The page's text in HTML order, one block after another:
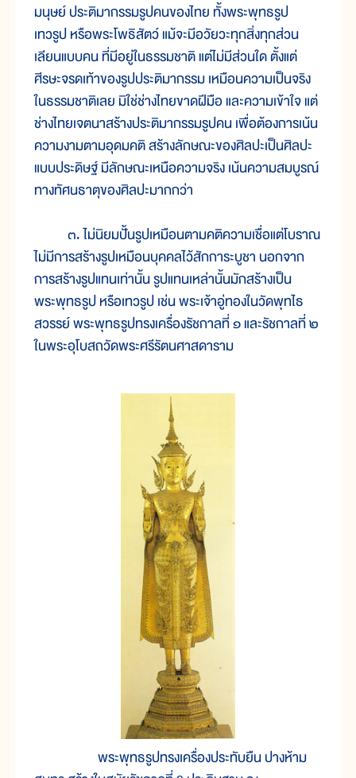
มนุษย์ ประติมากรรมรูปคนของไทย ทั้งพระพุทธรูป
เทวรูป หรือพระโพธิสัตว์ แม้จะมีอวัยวะทุกสิ่งทุกส่วน
เลียนแบบคน ที่มีอยู่ในธรรมชาติ แต่ไม่มีส่วนใด ตั้งแต่
ศีรษะจรดเท้าของรูปประติมากรรม เหมือนความเป็นจริง
ในธรรมชาติเลย มิใช่ช่างไทยขาดฝีมือ และความเข้าใจ แต่
ช่างไทยเจตนาสร้างประติมากรรมรูปคน เพื่อต้องการเน้น
ความงามตามอุดมคติ สร้างลักษณะของศิลปะเป็นศิลปะ
แบบประดิษฐ์ มีลักษณะเหนือความจริง เน้นความสมบูรณ์
ทางทัศนธาตุของศิลปะมากกว่า
๓. ไม่นิยมปั้นรูปเหมือนตามคติความเชื่อแต่โบราณ
ไม่มีการสร้างรูปเหมือนบุคคลไว้สักการะบูชา นอกจาก
การสร้างรูปแทนเท่านั้น รูปแทนเหล่านั้นมักสร้างเป็น
พระพุทธรูป หรือเทวรูป เช่น พระเจ้าอู่ทองในวัดพุทไธ
สวรรย์ พระพุทธรูปทรงเครื่องรัชกาลที่ ๑ และรัชกาลที่ ๒
ในพระอุโบสถวัดพระศรีรัตนศาสดาราม
พระพุทธรูปทรงเครื่องประทับยืน ปางห้าม